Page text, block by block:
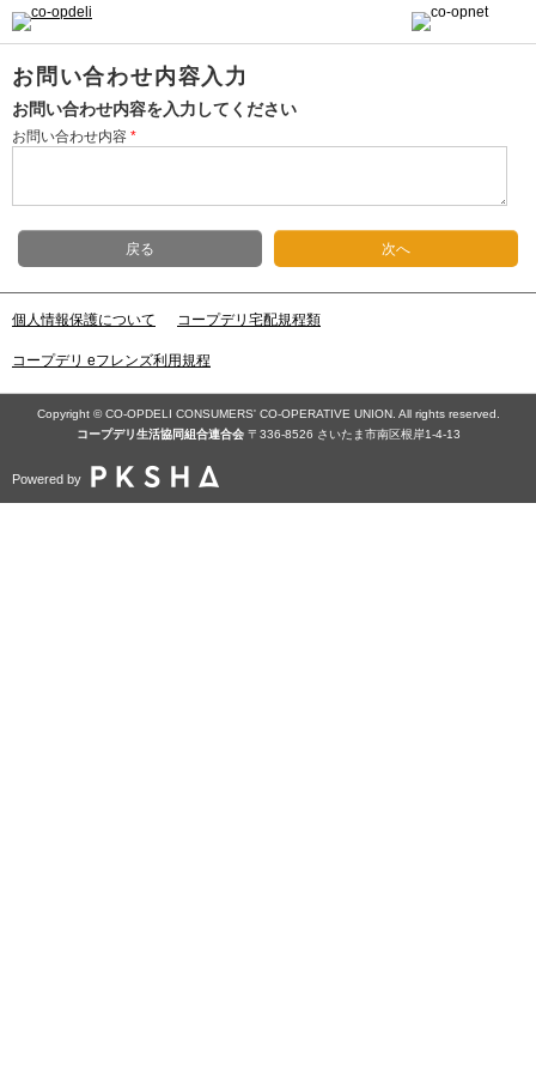
お問い合わせ内容入力
お問い合わせ内容を入力してください
お問い合わせ内容 *
戻る 次へ
個人情報保護について コープデリ宅配規程類
コープデリ eフレンズ利用規程
Copyright © CO-OPDELI CONSUMERS' CO-OPERATIVE UNION. All rights reserved.
コープデリ⽣活協同組合連合会〒336-8526 さいたま市南区根岸1-4-13
Powered by